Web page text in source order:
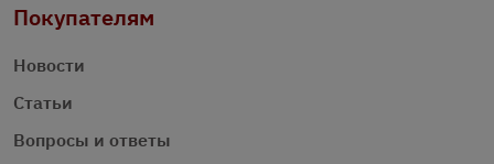
Покупателям
Новости
Статьи
Вопросы и ответы